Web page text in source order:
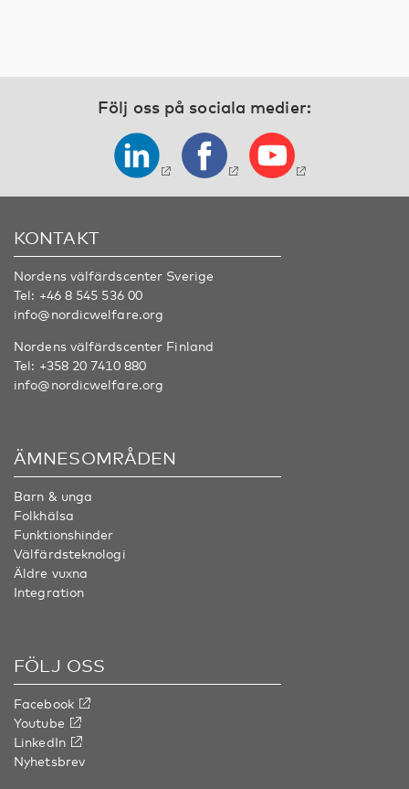
Följ oss på sociala medier:
KONTAKT
Nordens välfärdscenter Sverige
Tel: +46 8 545 536 00
info@nordicwelfare.org
Nordens välfärdscenter Finland
Tel: +358 20 7410 880
info@nordicwelfare.org
ÄMNESOMRÅDEN
Barn & unga
Folkhälsa
Funktionshinder
Välfärdsteknologi
Äldre vuxna
Integration
FÖLJ OSS
Facebook
Youtube
LinkedIn
Nyhetsbrev